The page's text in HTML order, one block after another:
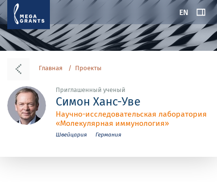
EN
Главная Проекты
Приглашенный ученый
Симон Ханс-Уве
Научно-исследовательская лаборатория
«Молекулярная иммунология»
Швейцария Германия